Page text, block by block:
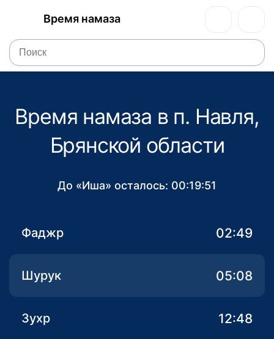
Время намаза
Время намаза в п. Навля,
Брянской области
До «Иша» осталось: 00:19:51
Фаджр 02:49
Шурук 05:08
Зухр 12:48